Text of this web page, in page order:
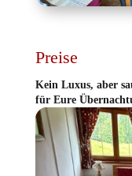
Preise
Kein Luxus, aber
für Eure